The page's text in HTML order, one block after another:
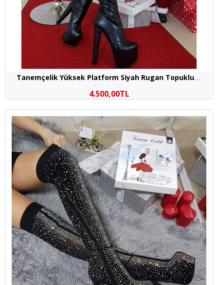
T
anemçelik Yüksek Platform Siyah Rugan Topuklu Abiye Çizme
4.500,00TL